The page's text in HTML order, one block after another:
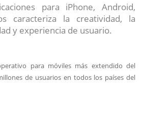
para iPhone, Android,
caracteriza la creatividad, la
y experiencia de usuario.
para móviles más extendido del
de usuarios en todos los países del